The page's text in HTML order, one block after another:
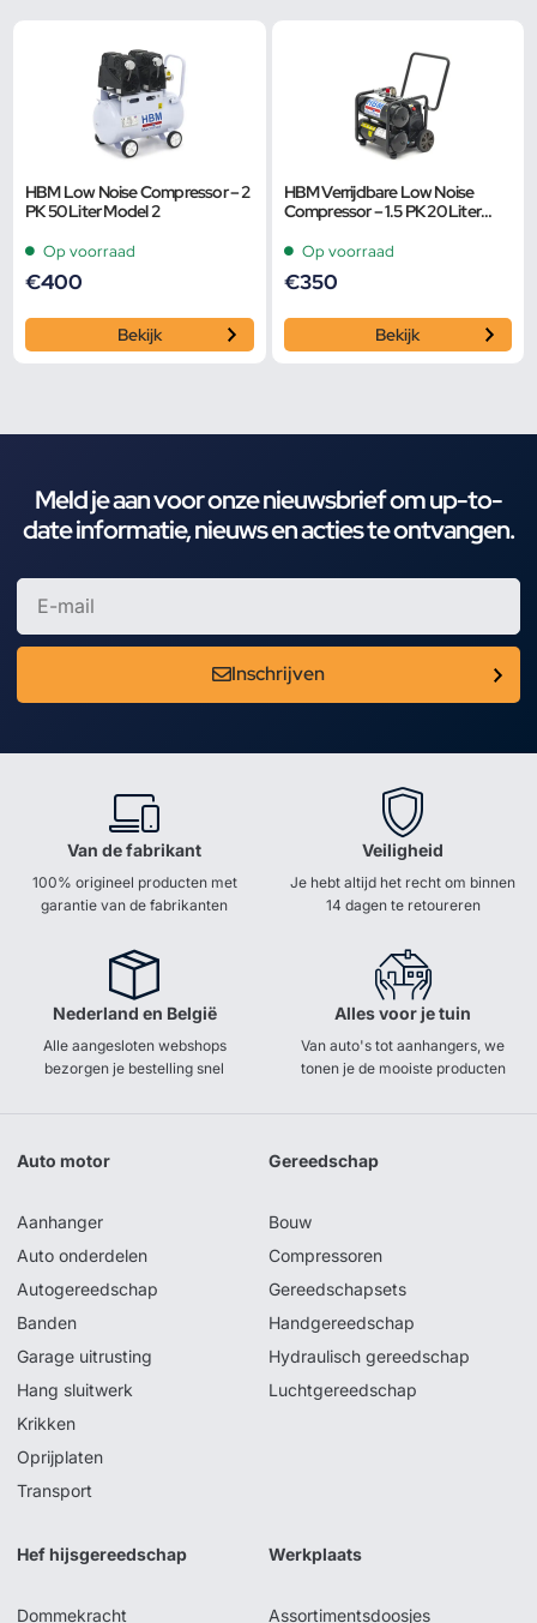
HBM Low Noise Compressor – 2
PK 50 Liter Model 2
Op voorraad
€400
Bekijk
HBM Verrijdbare Low Noise
Compressor – 1.5 PK 20 Liter
Op voorraad
€350
Bekijk
Meld je aan voor onze nieuwsbrief om up-to-
date informatie, nieuws en acties te ontvangen.
Inschrijven
Van de fabrikant
100% origineel producten met
garantie van de fabrikanten
Veiligheid
Je hebt altijd het recht om binnen
14 dagen te retoureren
Nederland en België
Alle aangesloten webshops
bezorgen je bestelling snel
Alles voor je tuin
Van auto's tot aanhangers, we
tonen je de mooiste producten
Auto motor
Aanhanger
Auto onderdelen
Autogereedschap
Banden
Garage uitrusting
Hang sluitwerk
Krikken
Oprijplaten
Transport
Gereedschap
Bouw
Compressoren
Gereedschapsets
Handgereedschap
Hydraulisch gereedschap
Luchtgereedschap
Hef hijsgereedschap
Dommekracht
Werkplaats
Assortimentsdoosjes